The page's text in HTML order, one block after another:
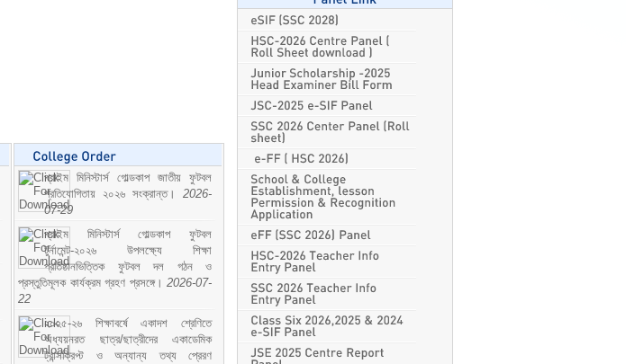
প্রাইম মিনিস্টার্স গোল্ডকাপ জাতীয় ফুটবল
প্রতিযোগিতায় ২০২৬ সংক্রান্ত। 2026-
07-29
প্রাইম মিনিস্টার্স গোল্ডকাপ ফুটবল
টুর্নামেন্ট-২০২৬ উপলক্ষ্যে শিক্ষা
প্রতিষ্ঠানভিত্তিক ফুটবল দল গঠন ও
প্রস্তুতিমূলক কার্যক্রম গ্রহণ প্রসঙ্গে। 2026-07-
22
২০২৫-২৬ শিক্ষাবর্ষে একাদশ শ্রেণিতে
অধ্যয়নরত ছাত্র/ছাত্রীদের একাডেমিক
ট্রান্সক্রিপ্ট ও অন্যান্য তথ্য প্রেরণ